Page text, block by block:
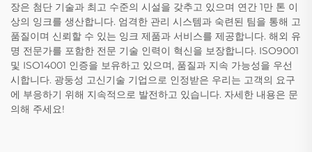
장은 첨단 기술과 최고 수준의 시설을 갖추고 있으며 연간 1만 톤 이
상의 잉크를 생산합니다. 엄격한 관리 시스템과 숙련된 팀을 통해 고
품질이며 신뢰할 수 있는 잉크 제품과 서비스를 제공합니다. 해외 유
명 전문가를 포함한 전문 기술 인력이 혁신을 보장합니다. ISO9001
및 ISO14001 인증을 보유하고 있으며, 품질과 지속 가능성을 우선
시합니다. 광둥성 고신기술 기업으로 인정받은 우리는 고객의 요구
에 부응하기 위해 지속적으로 발전하고 있습니다. 자세한 내용은 문
의해 주세요!